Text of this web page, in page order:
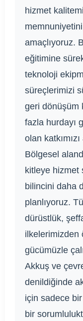
hizmet
amaçlıyoruz.
eğitimine
teknoloji
süreçlerimizi
geri dönüşüm
fazla hurdayı
olan
Bölgesel
kitleye hizmet
bilincini daha
planlıyoruz.
dürüstlük,
ilkelerimizden
gücümüzle
Akkuş ve
denildiğinde
için sadece
bir